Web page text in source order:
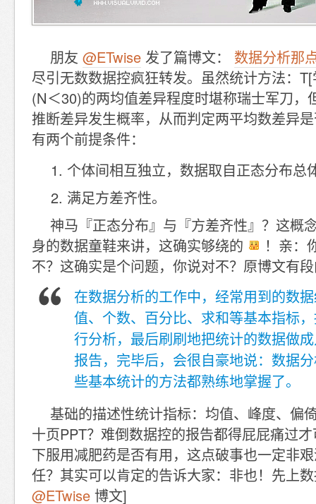
朋友 @ETwise 发了篇博文： 数据分析那
尽引无数数据控疯狂转发。虽然统计方法：
(N＜30)的两均值差异程度时堪称瑞士军刀，
推断差异发生概率，从而判定两平均数差异
有两个前提条件：
个体间相互独立，数据取自正态分布总
满足方差齐性。
神马『正态分布』与『方差齐性』？这概
身的数据童鞋来讲，这确实够绕的
！亲：
不？这确实是个问题，你说对不？原博文有
在数据分析的工作中，经常用到的数
值、个数、百分比、求和等基本指标
行分析，最后刷刷地把统计的数据做
报告，完毕后，会很自豪地说：数据
些基本统计的方法都熟练地掌握了。
基础的描述性统计指标：均值、峰度、偏
十页PPT？难倒数据控的报告都得屁屁痛过
下服用减肥药是否有用，这点破事也一定非
任？其实可以肯定的告诉大家：非也！先上
@ETwise 博文]